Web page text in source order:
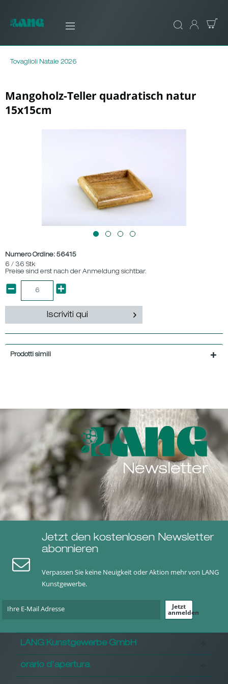
Tovaglioli Natale 2026
Mangoholz-Teller quadratisch natur
15x15cm
Numero Ordine: 56415
6 / 36 Stk
Preise sind erst nach der Anmeldung sichtbar.
Iscriviti qui
Prodotti simili
Newsletter
Jetzt den kostenlosen Newsletter
abonnieren
Verpassen Sie keine Neuigkeit oder Aktion mehr von LANG
Kunstgewerbe.
Jetzt
anmelden
LANG Kunstgewerbe GmbH
orario d'apertura